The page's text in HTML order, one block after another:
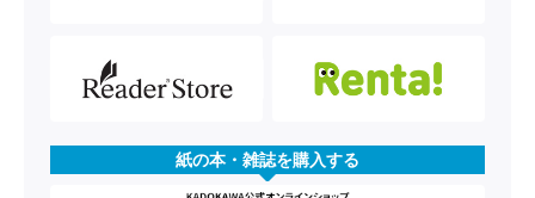
紙の本・雑誌を購入する